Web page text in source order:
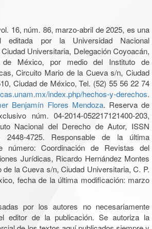
16, núm. 86, marzo-abril de 2025, es una
editada por la Universidad Nacional
Universitaria, Delegación Coyoacán,
de México, por medio del Instituto de
Circuito Mario de la Cueva s/n, Ciudad
Ciudad de México, Tel. (52) 55 56 22 74
index.php/hechos-y-derechos.
Benjamín Flores Mendoza. Reserva de
núm. 04-2014-052217121400-203,
Nacional del Derecho de Autor, ISSN
2448-4725. Responsable de la última
número: Coordinación de Revistas del
Jurídicas, Ricardo Hernández Montes
la Cueva s/n, Ciudad Universitaria, C. P.
fecha de la última modificación: marzo
por los autores no necesariamente
editor de la publicación. Se autoriza la